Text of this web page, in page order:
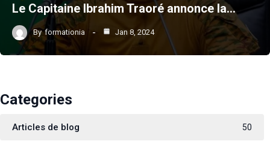
Le Capitaine Ibrahim Traoré annonce la…
By formationia Jan 8, 2024
Categories
Articles de blog 50